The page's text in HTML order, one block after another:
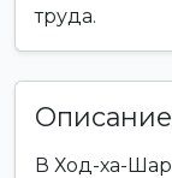
труда.
В Ход-ха-